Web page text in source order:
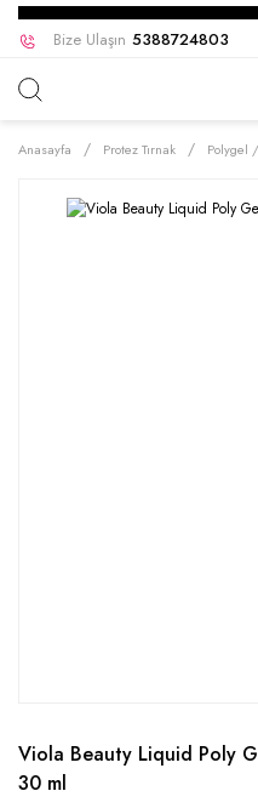
Bize Ulaşın 5388724803
Anasayfa Protez Tırnak Polygel
Viola Beauty Liquid Poly
30 ml